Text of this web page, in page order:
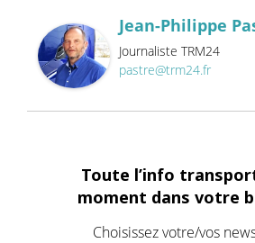
Jean-Philippe
Journaliste TRM24
pastre@trm24.fr
Toute l’info
moment dans votre
Choisissez votre/vos